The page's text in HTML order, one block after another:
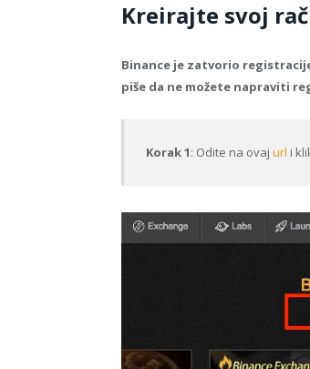
Kreirajte svoj
Binance je zatvorio
piše da ne možete napraviti
Korak 1: Odite na ovajurl i